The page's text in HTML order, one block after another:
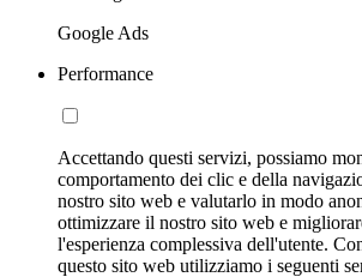
Google Ads
Performance
Accettando questi servizi, possiamo
comportamento dei clic e della
nostro sito web e valutarlo in modo
ottimizzare il nostro sito web e
l'esperienza complessiva dell'utente.
questo sito web utilizziamo i seguenti